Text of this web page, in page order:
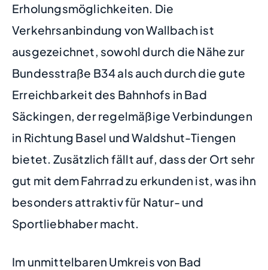
Erholungsmöglichkeiten. Die
Verkehrsanbindung von Wallbach ist
ausgezeichnet, sowohl durch die Nähe zur
Bundesstraße B34 als auch durch die gute
Erreichbarkeit des Bahnhofs in Bad
Säckingen, der regelmäßige Verbindungen
in Richtung Basel und Waldshut-Tiengen
bietet. Zusätzlich fällt auf, dass der Ort sehr
gut mit dem Fahrrad zu erkunden ist, was ihn
besonders attraktiv für Natur- und
Sportliebhaber macht.
Im unmittelbaren Umkreis von Bad